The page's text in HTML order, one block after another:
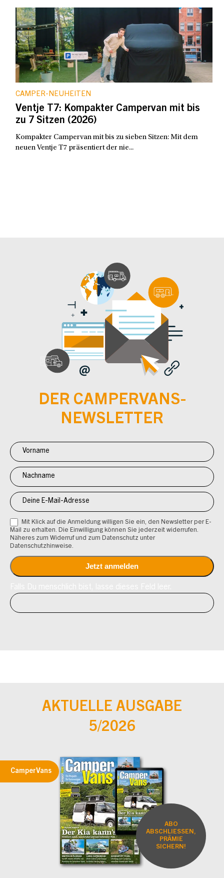
CAMPER-NEUHEITEN
Ventje T7: Kompakter Campervan mit bis
zu 7 Sitzen (2026)
Kompakter Campervan mit bis zu sieben Sitzen: Mit dem
neuen Ventje T7 präsentiert der nie...
DER CAMPERVANS-
NEWSLETTER
Newsletter
Anmeldung
CV
Mit Klick auf die Anmeldung willigen Sie ein, den Newsletter per E-
Mail zu erhalten. Die Einwilligung können Sie jederzeit widerrufen.
Näheres zum Widerruf und zum Datenschutz unter
Datenschutzhinweise.
AKTUELLE AUSGABE
5/2026
CamperVans
ABO
ABSCHLIESSEN,
PRÄMIE
SICHERN!